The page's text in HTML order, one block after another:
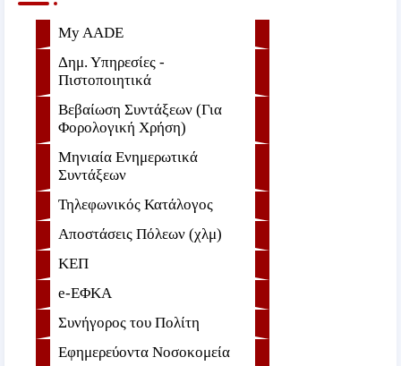
My AADE
Δημ. Υπηρεσίες -
Πιστοποιητικά
Βεβαίωση Συντάξεων (Για
Φορολογική Χρήση)
Μηνιαία Ενημερωτικά
Συντάξεων
Τηλεφωνικός Κατάλογος
Αποστάσεις Πόλεων (χλμ)
ΚΕΠ
e-ΕΦKA
Συνήγορος του Πολίτη
Εφημερεύοντα Νοσοκομεία